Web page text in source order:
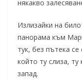
някакво
Излизайки на
панорама към
тук, без пътека
който ту слиза,
запад.